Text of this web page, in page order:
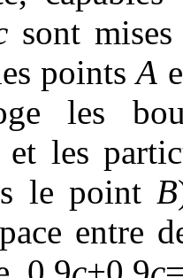
sont
pointsA
les
et les
le point B
entre